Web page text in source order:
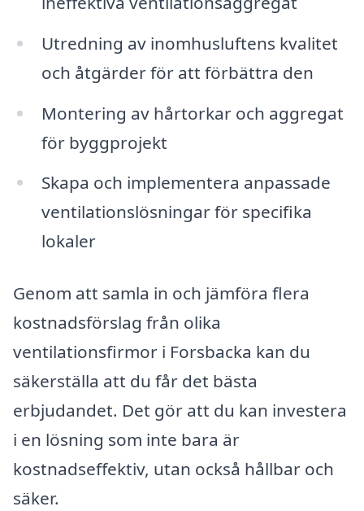
Utredning av inomhusluftens kvalitet
och åtgärder för att förbättra den
Montering av hårtorkar och aggregat
för byggprojekt
Skapa och implementera anpassade
ventilationslösningar för specifika
lokaler
Genom att samla in och jämföra flera
kostnadsförslag från olika
ventilationsfirmor i Forsbacka kan du
säkerställa att du får det bästa
erbjudandet. Det gör att du kan investera
i en lösning som inte bara är
kostnadseffektiv, utan också hållbar och
säker.